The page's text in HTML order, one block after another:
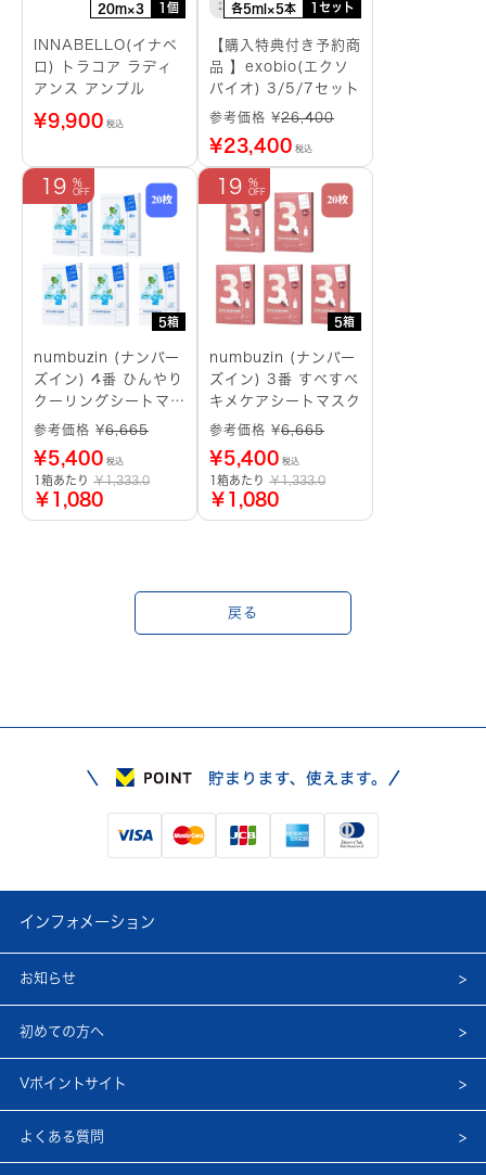
20m×3 1個
INNABELLO(イナベ
ロ) トラコア ラディ
アンス アンプル
¥9,900 税込
各5ml×5本 1セット
【購入特典付き予約商
品 】exobio(エクソ
バイオ) 3/5/7セット
参考価格 ¥26,400
¥23,400 税込
5箱
19
numbuzin (ナンバー
ズイン) 4番 ひんやり
クーリングシートマス
ク
参考価格 ¥6,665
¥5,400 税込
1箱あたり ￥1,333.0
￥1,080
5箱
19
numbuzin (ナンバー
ズイン) 3番 すべすべ
キメケアシートマスク
参考価格 ¥6,665
¥5,400 税込
1箱あたり ￥1,333.0
￥1,080
戻る
インフォメーション
お知らせ
初めての方へ
Vポイントサイト
よくある質問